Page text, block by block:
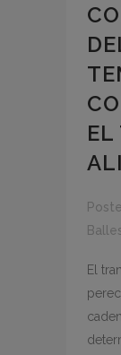
EL
El